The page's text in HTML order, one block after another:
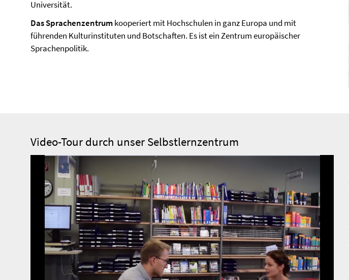
Universität.
Das Sprachenzentrumkooperiert mit Hochschulen in ganz Europa und mit
führenden Kulturinstituten und Botschaften. Es ist ein Zentrum europäischer
Sprachenpolitik.
Video-Tour durch unser Selbstlernzentrum